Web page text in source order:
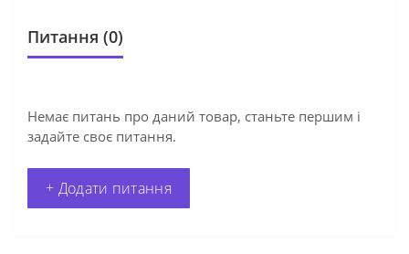
Питання (0)
Немає питань про даний товар, станьте першим і
задайте своє питання.
+ Додати питання